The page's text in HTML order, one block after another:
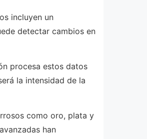
incluyen un
detectar cambios en
procesa estos datos
la intensidad de la
como oro, plata y
han